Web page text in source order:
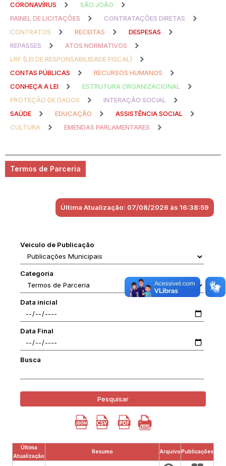
CORONAVÍRUS
SÃO JOÃO
PAINEL DE LICITAÇÕES
CONTRATAÇÕES DIRETAS
CONTRATOS
RECEITAS
DESPESAS
REPASSES
ATOS NORMATIVOS
LRF (LEI DE RESPONSABILIDADE FISCAL)
CONTAS PÚBLICAS
RECURSOS HUMANOS
CONHEÇA A LEI
ESTRUTURA ORGANIZACIONAL
PROTEÇÃO DE DADOS
INTERAÇÃO SOCIAL
SAÚDE
EDUCAÇÃO
ASSISTÊNCIA SOCIAL
CULTURA
EMENDAS PARLAMENTARES
Termos de Parceria
Última Atualização: 07/08/2026 às 16:38:59
Veiculo de Publicação
Categoria
Data inícial
Data Final
Busca
Pesquisar
Última
Atualização
Resumo ArquivoPublicações